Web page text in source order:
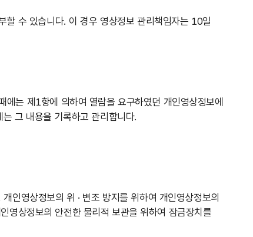
할 수 있습니다. 이 경우 영상정보 관리책임자는 10일
는 제1항에 의하여 열람을 요구하였던 개인영상정보에
그 내용을 기록하고 관리합니다.
인영상정보의 위 · 변조 방지를 위하여 개인영상정보의
영상정보의 안전한 물리적 보관을 위하여 잠금장치를